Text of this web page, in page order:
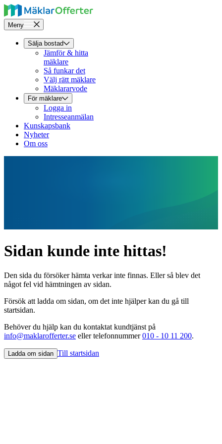
Meny
Sälja bostad
Jämför & hitta
mäklare
Så funkar det
Välj rätt mäklare
Mäklararvode
För mäklare
Logga in
Intresseanmälan
Kunskapsbank
Nyheter
Om oss
Sidan kunde inte hittas!
Den sida du försöker hämta verkar inte finnas. Eller så blev det
något fel vid hämtningen av sidan.
Försök att ladda om sidan, om det inte hjälper kan du gå till
startsidan.
Behöver du hjälp kan du kontaktat kundtjänst på
info@maklarofferter.se eller telefonnummer010 - 10 11 200.
Ladda om sidan Till startsidan